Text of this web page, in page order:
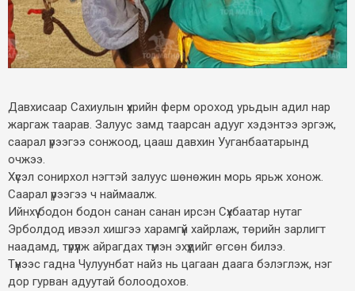
Давхисаар Сахиулын үхрийн ферм ороход урьдын адил нар
жаргаж таарав. Залуус замд таарсан адууг хэдэнтээ эргэж,
саарал үрээгээ сонжоод, цааш давхин Ууганбаатарынд
очжээ.
Хүсэл сонирхол нэгтэй залуус шөнөжин морь ярьж хонож.
Саарал үрээгээ ч наймаалж.
Ийнхүү бодон бодон санан санан ирсэн Сүхбаатар нутаг
Эрболдод ивээл хишгээ харамгүй хайрлаж, төрийн зарлигт
наадамд, түрүүлж айрагдах түмэн эхүүдийг өгсөн билээ.
Түүнээс гадна Чулуунбат найз нь цагаан даага бэлэглэж, нэг
дор гурван адуутай болоодохов.